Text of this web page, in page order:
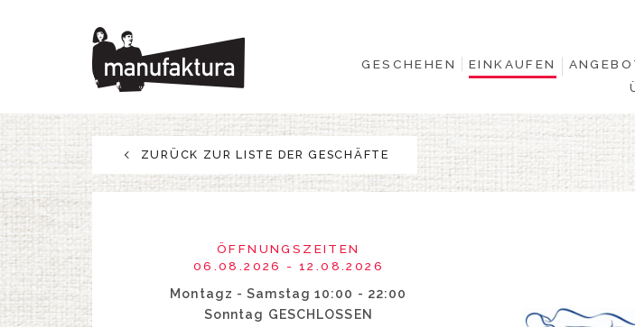
GESCHEHEN EINKAUFEN
GESCHEHEN
EINKAUFEN
ANGEBOTE
UNTERHALTUNG
RESTAURANTS
PLAN
ZURÜCK ZUR LISTE DER GESCHÄFTE
ÖFFNUNGSZEITEN
06.08.2026 - 12.08.2026
Montagz - Samstag 10:00 - 22:00
Sonntag GESCHLOSSEN